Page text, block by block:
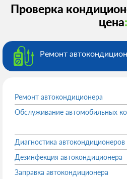
Проверка
цена:
Ремонт
Ремонт автокондиционера
Обслуживание автомобильных
Диагностика автокондиционеров
Дезинфекция автокондиционера
Заправка автокондиционера